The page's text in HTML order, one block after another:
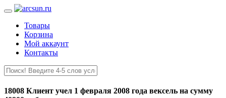
Товары
Корзина
Мой аккаунт
Контакты
18008 Клиент учел 1 февраля 2008 года вексель на сумму